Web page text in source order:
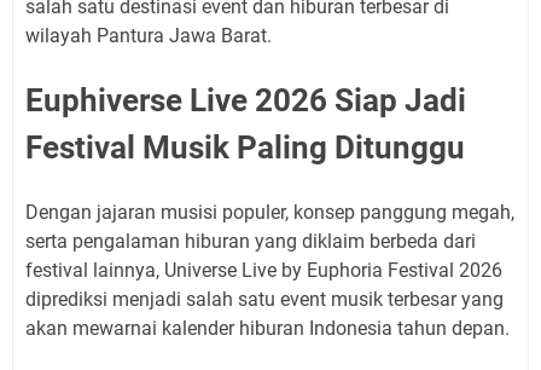
salah satu destinasi event dan hiburan terbesar di
wilayah Pantura Jawa Barat.
Euphiverse Live 2026 Siap Jadi
Festival Musik Paling Ditunggu
Dengan jajaran musisi populer, konsep panggung megah,
serta pengalaman hiburan yang diklaim berbeda dari
festival lainnya, Universe Live by Euphoria Festival 2026
diprediksi menjadi salah satu event musik terbesar yang
akan mewarnai kalender hiburan Indonesia tahun depan.